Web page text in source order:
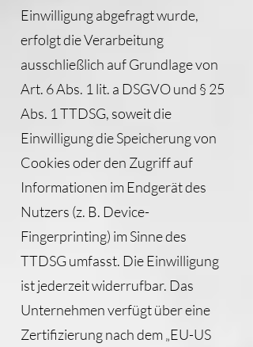
Einwilligung abgefragt wurde,
erfolgt die Verarbeitung
ausschließlich auf Grundlage von
Art. 6 Abs. 1 lit. a DSGVO und § 25
Abs. 1 TTDSG, soweit die
Einwilligung die Speicherung von
Cookies oder den Zugriff auf
Informationen im Endgerät des
Nutzers (z. B. Device-
Fingerprinting) im Sinne des
TTDSG umfasst. Die Einwilligung
ist jederzeit widerrufbar. Das
Unternehmen verfügt über eine
Zertifizierung nach dem „EU-US